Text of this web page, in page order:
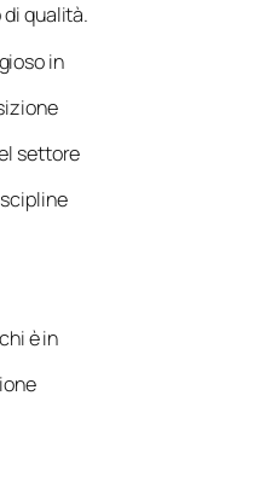
qualità.
in
settore
è in